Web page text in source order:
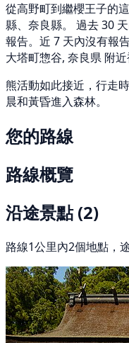
從高野町到繼櫻王子的
縣、奈良縣。 過去 30
報告。近 7 天內沒有報
大塔町惣谷, 奈良県 附近
熊活動如此接近，行走
晨和黃昏進入森林。
您的路線
路線概覽
沿途景點(2)
路線1公里內2個地點，